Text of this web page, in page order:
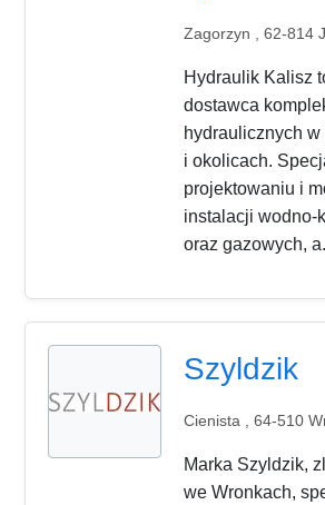
Zagorzyn , 62-814
Hydraulik Kalisz
dostawca
hydraulicznych
i okolicach.
projektowaniu i
instalacji wodno-
oraz gazowych,
Szyldzik
Cienista , 64-510
Marka Szyldzik,
we Wronkach,